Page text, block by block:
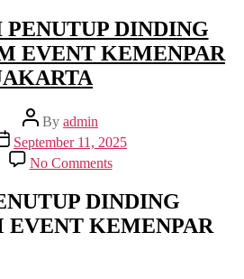
PENUTUP DINDING
EVENT KEMENPAR
Post
author
By admin
date
September 11, 2025
No Commentson
SEWA
PENUTUP
DINDING
DINDING
KEMENPAR